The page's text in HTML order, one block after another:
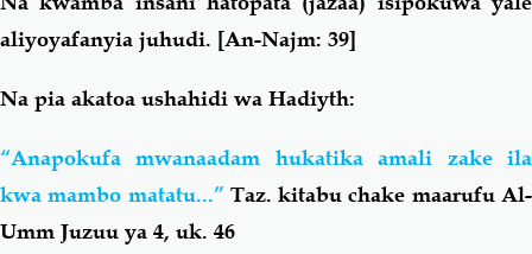
aliyoyafanyia juhudi. [An-Najm: 39]
Na pia akatoa ushahidi wa Hadiyth:
“Anapokufa mwanaadam hukatika amali zake ila
kwa mambo matatu...” Taz. kitabu chake maarufu Al-
Umm Juzuu ya 4, uk. 46